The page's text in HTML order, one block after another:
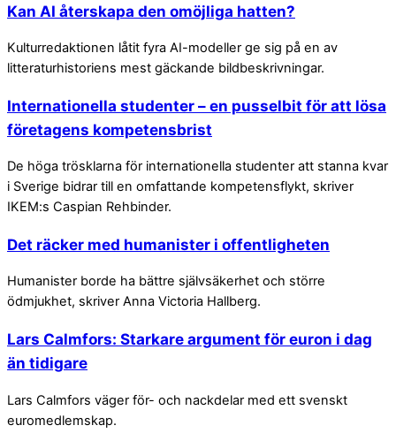
Kan AI återskapa den omöjliga hatten?
Kulturredaktionen låtit fyra AI-modeller ge sig på en av
litteraturhistoriens mest gäckande bildbeskrivningar.
Internationella studenter – en pusselbit för att lösa
företagens kompetensbrist
De höga trösklarna för internationella studenter att stanna kvar
i Sverige bidrar till en omfattande kompetensflykt, skriver
IKEM:s Caspian Rehbinder.
Det räcker med humanister i offentligheten
Humanister borde ha bättre självsäkerhet och större
ödmjukhet, skriver Anna Victoria Hallberg.
Lars Calmfors: Starkare argument för euron i dag
än tidigare
Lars Calmfors väger för- och nackdelar med ett svenskt
euromedlemskap.